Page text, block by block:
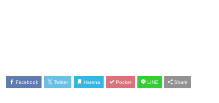
Facebook Twitter Hatena Pocket LINE Share